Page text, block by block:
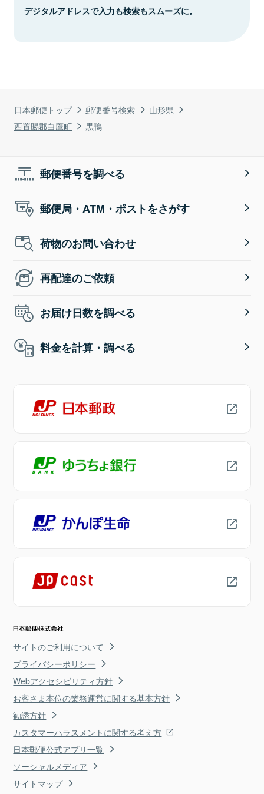
日本郵便トップ 郵便番号検索
山形県
西置賜郡白鷹町
黒鴨
デジタルアドレスで入力も検索もスムーズに。
郵便番号を調べる
郵便局・ATM・ポストをさがす
荷物のお問い合わせ
再配達のご依頼
お届け日数を調べる
料金を計算・調べる
サイトのご利用について
プライバシーポリシー
Webアクセシビリティ方針
お客さま本位の業務運営に関する基本方針
勧誘方針
カスタマーハラスメントに関する考え方
日本郵便公式アプリ一覧
ソーシャルメディア
サイトマップ